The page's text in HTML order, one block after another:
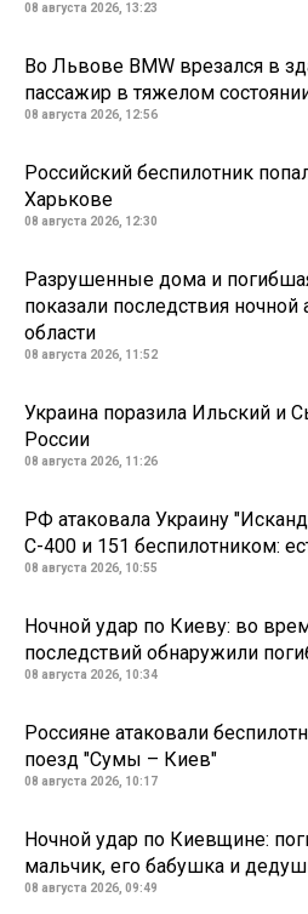
08 августа 2026, 13:23
Во Львове BMW врезался в
пассажир в тяжелом
08 августа 2026, 12:56
Российский беспилотник
Харькове
08 августа 2026, 12:30
Разрушенные дома и
показали последствия ночной
области
08 августа 2026, 11:52
Украина поразила Ильский и
России
08 августа 2026, 11:26
РФ атаковала Украину
С-400 и 151 беспилотником:
08 августа 2026, 10:55
Ночной удар по Киеву: во
последствий обнаружили
08 августа 2026, 10:34
Россияне атаковали
поезд "Сумы – Киев"
08 августа 2026, 10:17
Ночной удар по Киевщине:
мальчик, его бабушка и
08 августа 2026, 09:49